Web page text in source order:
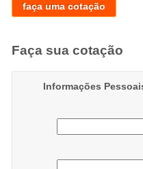
faça uma cotação
Faça sua cotação
Informações